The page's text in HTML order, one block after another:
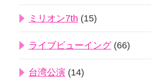
ミリオン7th (15)
ライブビューイング(66)
台湾公演 (14)